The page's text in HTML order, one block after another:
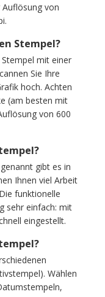
von
Stempel?
mit einer
Sie Ihre
hoch. Achten
(am besten mit
von 600
gibt es in
Ihnen viel Arbeit
funktionelle
sehr einfach: mit
eingestellt.
Wählen